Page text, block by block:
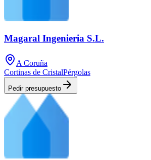
Magaral Ingenieria S.L.
A Coruña
Cortinas de CristalPérgolas
Pedir presupuesto